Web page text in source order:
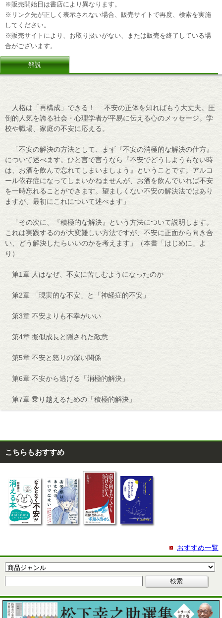
※販売開始日は書店により異なります。
※リンク先が正しく表示されない場合、販売サイトで再度、検索を実施
してください。
※販売サイトにより、お取り扱いがない、または販売を終了している場
合がございます。
解説
人格は「再構成」できる！ 不安の正体を知ればもう大丈夫。圧
倒的人気を誇る社会・心理学者が平易に伝える心のメッセージ。学
校や職場、家庭の不安に応える。
「不安の解決の方法として、まず『不安の消極的な解決の仕方』
について述べます。ひと言で言うなら『不安でどうしようもない時
は、お酒を飲んで忘れてしまいましょう』ということです。アルコ
ール依存症になってしまいかねませんが、お酒を飲んでいれば不安
を一時忘れることができます。望ましくない不安の解決法ではあり
ますが、最初にこれについて述べます」
「その次に、『積極的な解決』という方法について説明します。
これは実践するのが大変難しい方法ですが、不安に正面から向き合
い、どう解決したらいいのかを考えます」（本書「はじめに」よ
り）
第1章 人はなぜ、不安に苦しむようになったのか
第2章 「現実的な不安」と「神経症的不安」
第3章 不安よりも不幸がいい
第4章 擬似成長と隠された敵意
第5章 不安と怒りの深い関係
第6章 不安から逃げる「消極的解決」
第7章 乗り越えるための「積極的解決」
こちらもおすすめ
おすすめ一覧